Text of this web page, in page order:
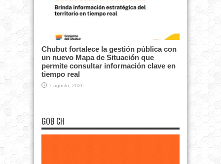
Chubut fortalece la gestión pública con
un nuevo Mapa de Situación que
permite consultar información clave en
tiempo real
7 agosto, 2026
GOB CH